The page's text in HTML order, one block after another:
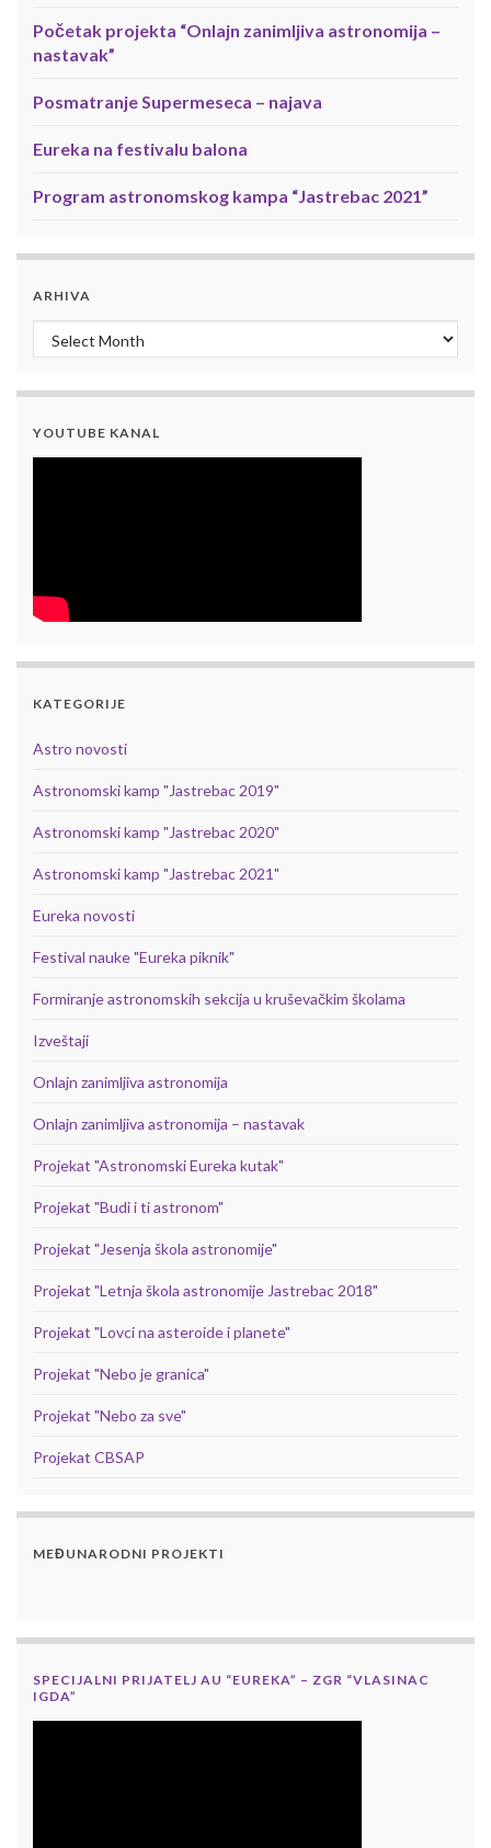
Početak projekta “Onlajn zanimljiva astronomija –
nastavak”
Posmatranje Supermeseca – najava
Eureka na festivalu balona
Program astronomskog kampa “Jastrebac 2021”
ARHIVA
Arhiva
YOUTUBE KANAL
KATEGORIJE
Astro novosti
Astronomski kamp "Jastrebac 2019"
Astronomski kamp "Jastrebac 2020"
Astronomski kamp "Jastrebac 2021"
Eureka novosti
Festival nauke "Eureka piknik"
Formiranje astronomskih sekcija u kruševačkim školama
Izveštaji
Onlajn zanimljiva astronomija
Onlajn zanimljiva astronomija – nastavak
Projekat "Astronomski Eureka kutak"
Projekat "Budi i ti astronom"
Projekat "Jesenja škola astronomije"
Projekat "Letnja škola astronomije Jastrebac 2018"
Projekat "Lovci na asteroide i planete"
Projekat "Nebo je granica"
Projekat "Nebo za sve"
Projekat CBSAP
MEĐUNARODNI PROJEKTI
SPECIJALNI PRIJATELJ AU “EUREKA” – ZGR “VLASINAC
IGDA”